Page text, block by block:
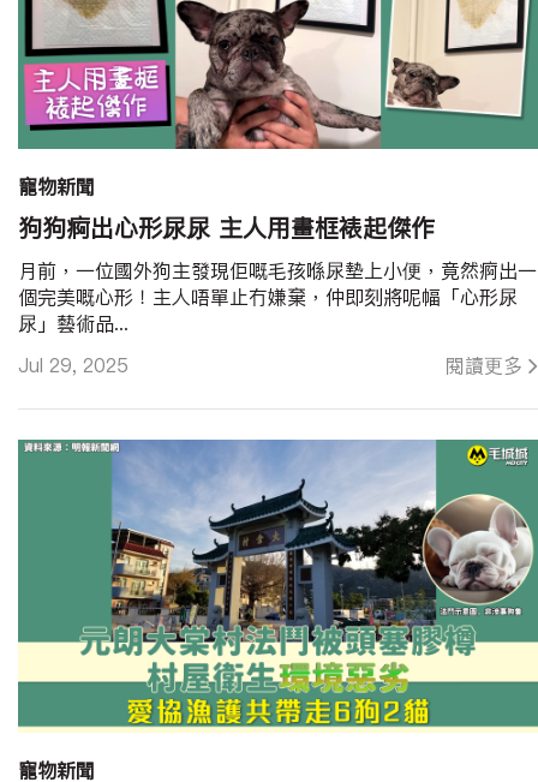
寵物新聞
狗狗痾出心形尿尿 主人用畫框裱起傑作
Jul 29, 2025 閱讀更多
月前，一位國外狗主發現佢嘅毛孩喺尿墊上小便，竟然痾出一
個完美嘅心形！主人唔單止冇嫌棄，仲即刻將呢幅「心形尿
尿」藝術品...
寵物新聞